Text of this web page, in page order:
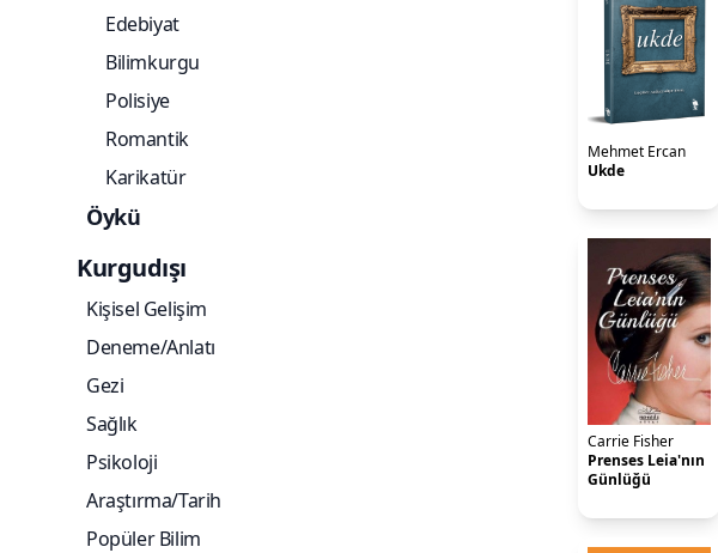
Edebiyat
Bilimkurgu
Polisiye
Romantik
Karikatür
Öykü
Kurgudışı
Kişisel Gelişim
Deneme/Anlatı
Gezi
Sağlık
Psikoloji
Araştırma/Tarih
Popüler Bilim
Mehmet Ercan
Ukde
Carrie Fisher
Prenses Leia'nın
Günlüğü